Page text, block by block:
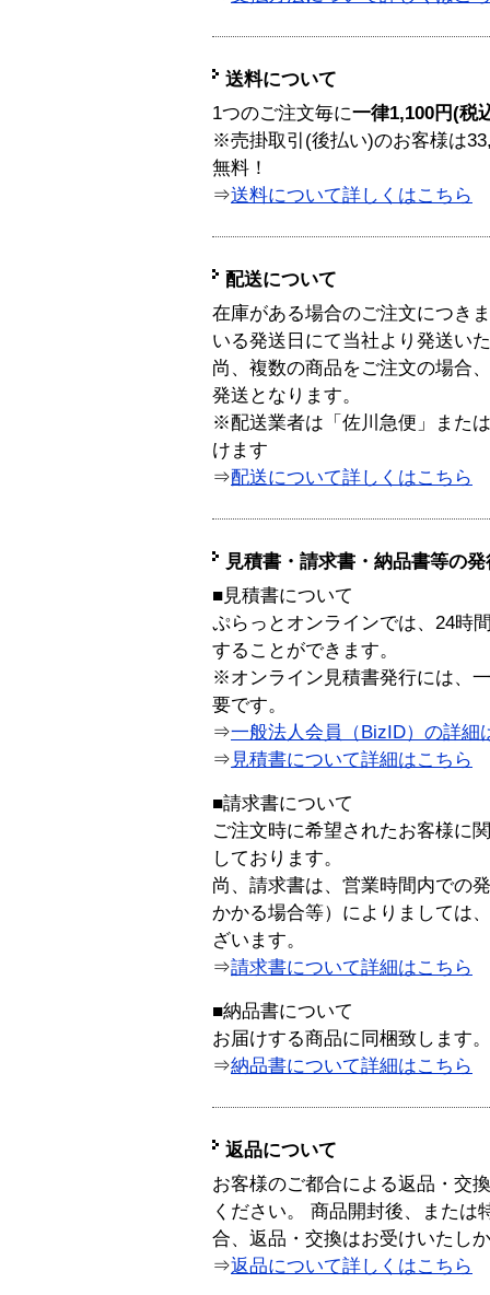
送料について
1つのご注文毎に一律1,100円(税
※売掛取引(後払い)のお客様は
無料！
⇒送料について詳しくはこちら
配送について
在庫がある場合のご注文につき
いる発送日にて当社より発送い
尚、複数の商品をご注文の場合
発送となります。
※配送業者は「佐川急便」また
けます
⇒配送について詳しくはこちら
見積書・請求書・納品書等の
■見積書について
ぷらっとオンラインでは、24時
することができます。
※オンライン見積書発行には、
要です。
⇒一般法人会員（BizID）の詳細
⇒ 見積書について詳細はこちら
■請求書について
ご注文時に希望されたお客様に
しております。
尚、請求書は、営業時間内での
かかる場合等）によりましては
ざいます。
⇒請求書について詳細はこちら
■納品書について
お届けする商品に同梱致します。
⇒納品書について詳細はこちら
返品について
お客様のご都合による返品・交
ください。 商品開封後、または
合、返品・交換はお受けいたし
⇒返品について詳しくはこちら